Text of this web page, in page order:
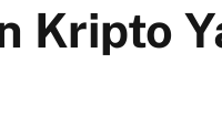
Kripto